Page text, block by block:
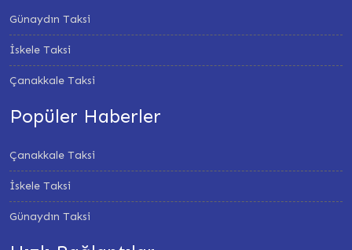
Günaydın Taksi
İskele Taksi
Çanakkale Taksi
Popüler Haberler
Çanakkale Taksi
İskele Taksi
Günaydın Taksi